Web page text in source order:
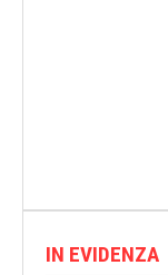
IN EVIDENZA